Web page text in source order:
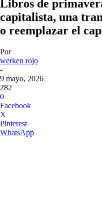
Libros de
capitalista, una
o reemplazar el
Por
werken rojo
-
9 mayo, 2026
282
0
Facebook
X
Pinterest
WhatsApp